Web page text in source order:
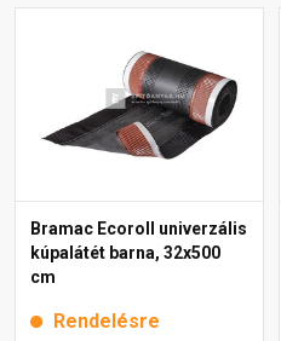
Bramac Ecoroll univerzális
kúpalátét barna, 32x500
cm
Rendelésre